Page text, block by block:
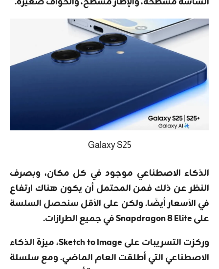
Galaxy S25
الذكاء الاصطناعي موجود في كل مكان، وبصرف
النظر عن ذلك فمن المحتمل أن يكون هناك ارتفاع
في الأسعار أيضًا. ولكن على الأقل سنحصل السلسة
على Snapdragon 8 Elite في جميع الطرازات.
وركزت التسريبات على Sketch to Image، ميزة الذكاء
الاصطناعي التي أطلقت العام الماضي. ومع سلسلة